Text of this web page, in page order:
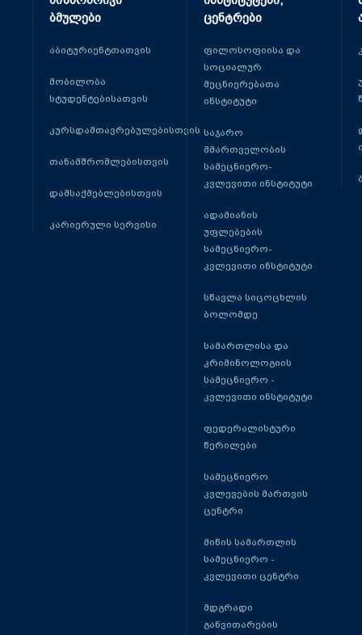
ბმულები
აბიტურიენტთათვის
მობილობა
სტუდენტებისათვის
კურსდამთავრებულებისთვის
თანამშრომლებისთვის
დამსაქმებლებისთვის
კარიერული სერვისი
ცენტრები
ფილოსოფიისა და
სოციალურ
მეცნიერებათა
ინსტიტუტი
საჯარო
მმართველობის
სამეცნიერო-
კვლევითი ინსტიტუტი
ადამიანის
უფლებების
სამეცნიერო-
კვლევითი ინსტიტუტი
სწავლა სიცოცხლის
ბოლომდე
სამართლისა და
კრიმინოლოგიის
სამეცნიერო -
კვლევითი ინსტიტუტი
ფედერალისტური
წერილები
სამეცნიერო
კვლევების მართვის
ცენტრი
მიწის სამართლის
სამეცნიერო -
კვლევითი ცენტრი
მდგრადი
განვითარების